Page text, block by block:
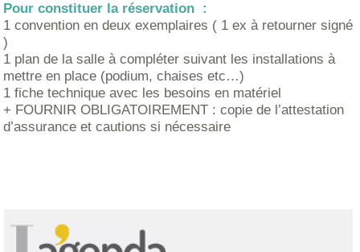
Pour constituer la réservation :
1 convention en deux exemplaires ( 1 ex à retourner signé
)
1 plan de la salle à compléter suivant les installations à
mettre en place (podium, chaises etc…)
1 fiche technique avec les besoins en matériel
+ FOURNIR OBLIGATOIREMENT : copie de l’attestation
d’assurance et cautions si nécessaire